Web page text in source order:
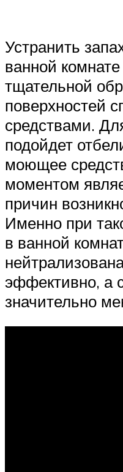
Устранить
ванной
тщательной
поверхностей
средствами.
подойдет
моющее
моментом
причин
Именно при
в ванной
эффективно, а
значительно